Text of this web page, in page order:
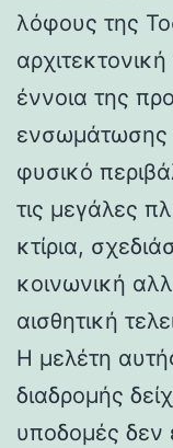
λόφους της
έννοια της
ενσωμάτωσης
φυσικό
τις μεγάλες
κτίρια,
κοινωνική
αισθητική
Η μελέτη
διαδρομής
υποδομές δεν